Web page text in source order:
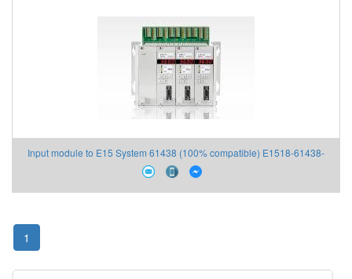
Input module to E15 System 61438 (100% compatible) E1518-61438-
Rev1 Braun Vietnam
1